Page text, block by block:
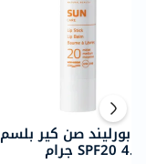
بورليند صن كير بلسم